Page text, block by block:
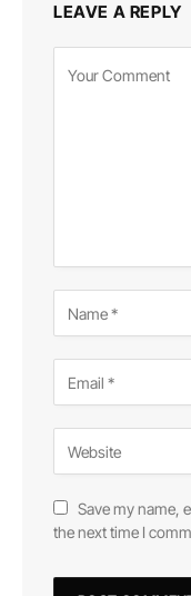
LEAVE A REPLY
Save my name,
the next time I